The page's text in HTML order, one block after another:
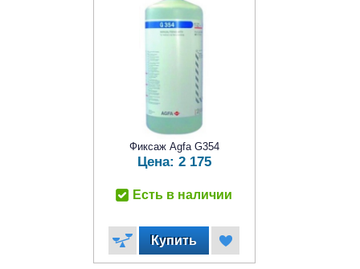
Фиксаж Agfa G354
Цена: 2 175
Есть в наличии